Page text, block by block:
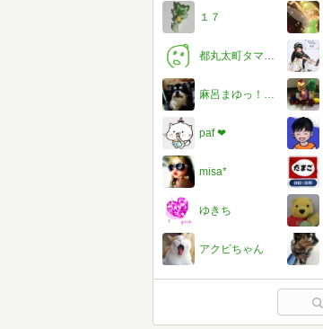
１７
都丸太町タマちゃん
麻呂まゆっ！ ＠たまに麻呂兵衛３号
paf ❤︎
misa*
ゆきち
アクビちゃん